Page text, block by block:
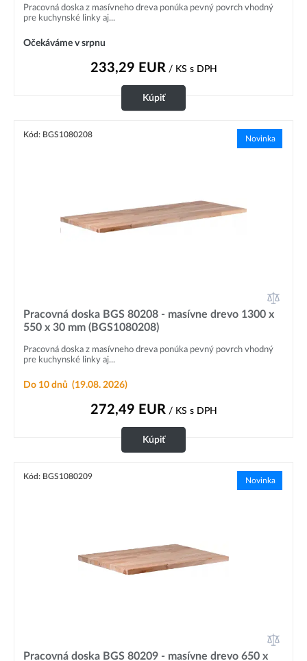
Pracovná doska z masívneho dreva ponúka pevný povrch vhodný
pre kuchynské linky aj...
Očekáváme v srpnu
233,29 EUR/ KS s DPH
Kúpiť
Kód: BGS1080208 Novinka
Pracovná doska BGS 80208 - masívne drevo 1300 x
550 x 30 mm (BGS1080208)
Pracovná doska z masívneho dreva ponúka pevný povrch vhodný
pre kuchynské linky aj...
Do 10 dnů (19.08. 2026)
272,49 EUR/ KS s DPH
Kúpiť
Kód: BGS1080209 Novinka
Pracovná doska BGS 80209 - masívne drevo 650 x